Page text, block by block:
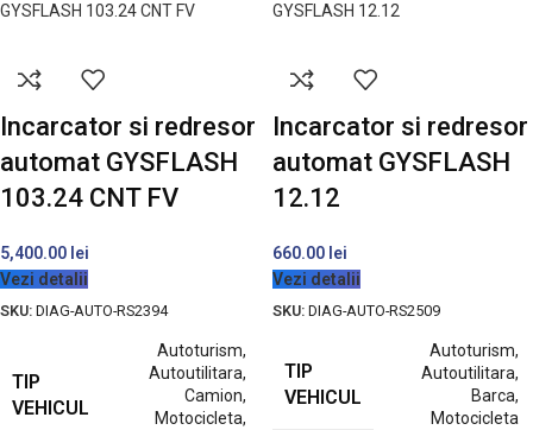
Incarcator si redresor
automat GYSFLASH
103.24 CNT FV
5,400.00 lei
Vezi detalii
SKU: DIAG-AUTO-RS2394
TIP
VEHICUL
Autoturism,
Autoutilitara,
Camion,
Motocicleta,
Incarcator si redresor
automat GYSFLASH
12.12
660.00 lei
Vezi detalii
SKU: DIAG-AUTO-RS2509
TIP
VEHICUL
Autoturism,
Autoutilitara,
Barca,
Motocicleta